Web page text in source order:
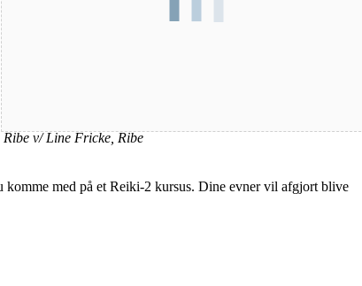
Ribe v/ Line Fricke, Ribe
med på et Reiki-2 kursus. Dine evner vil afgjort blive